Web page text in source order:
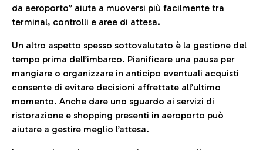
da aeroporto” aiuta a muoversi più facilmente tra
terminal, controlli e aree di attesa.
Un altro aspetto spesso sottovalutato è la gestione del
tempo prima dell’imbarco. Pianificare una pausa per
mangiare o organizzare in anticipo eventuali acquisti
consente di evitare decisioni affrettate all’ultimo
momento. Anche dare uno sguardo ai servizi di
ristorazione e shopping presenti in aeroporto può
aiutare a gestire meglio l’attesa.